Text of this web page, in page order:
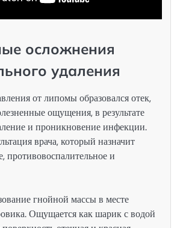
осложнения
удаления
от липомы образовался отек,
ощущения, в результате
и проникновение инфекции.
врача, который назначит
противовоспалительное и
гнойной массы в месте
Ощущается как шарик с водой